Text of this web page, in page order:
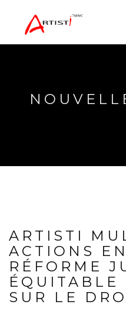
ARTISTI
ACTIONS
RÉFORME
ÉQUITABLE
SUR LE